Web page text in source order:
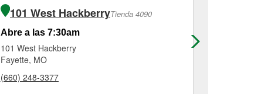
101 West HackberryTienda 4090
Abre a las 7:30am
101 West Hackberry
Fayette, MO
(660) 248-3377